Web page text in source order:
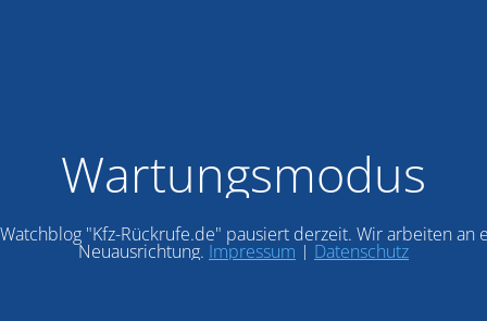
Wartungsmodus
"Kfz-Rückrufe.de" pausiert derzeit. Wir arbeiten an
Neuausrichtung. Impressum | Datenschutz